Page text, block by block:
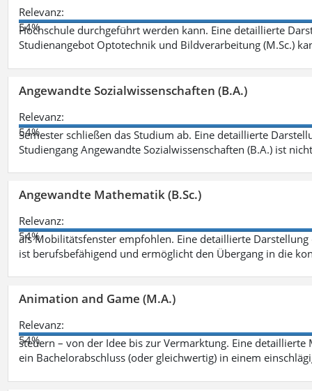
Relevanz:
54%
Hochschule durchgeführt werden kann. Eine detaillierte
Studienangebot Optotechnik und Bildverarbeitung (M.Sc.)
Angewandte Sozialwissenschaften (B.A.)
Relevanz:
54%
Semester schließen das Studium ab. Eine detaillierte
Studiengang Angewandte Sozialwissenschaften (B.A.) ist
Angewandte Mathematik (B.Sc.)
Relevanz:
54%
als Mobilitätsfenster empfohlen. Eine detaillierte
ist berufsbefähigend und ermöglicht den Übergang in die
Animation and Game (M.A.)
Relevanz:
54%
steuern – von der Idee bis zur Vermarktung. Eine
ein Bachelorabschluss (oder gleichwertig) in einem